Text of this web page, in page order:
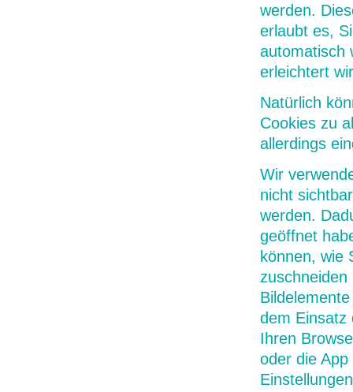
werden.
erlaubt es,
automatisch
erleichtert
Natürlich
Cookies zu
allerdings
Wir
nicht
werden.
geöffnet
können, wie
dem Einsatz
Ihren
oder die